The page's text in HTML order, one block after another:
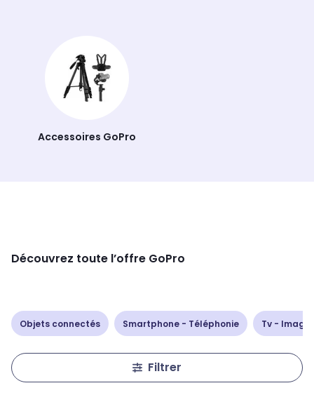
Accessoires GoPro
Découvrez toute l’offre GoPro
Objets connectés Smartphone - Téléphonie Tv - Image
Filtrer